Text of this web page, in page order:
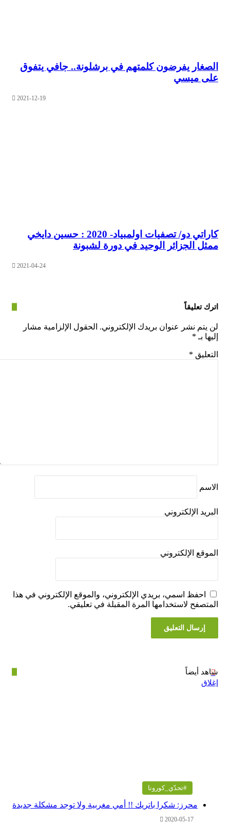
يفرضون كلمتهم في برشلونة.. جافي يتفوق
ميسي
2021-12-19
كاراتي دو/ تصفيات اولمبياد- 2020 : حسين دايخي
الجزائر الوحيد في دورة لشبونة
2021-04-24
نشر عنوان بريدك الإلكتروني. الحقول الإلزامية مشار
الإلكتروني
الإلكتروني
اسمي، بريدي الإلكتروني، والموقع الإلكتروني في هذا
لاستخدامها المرة المقبلة في تعليقي.
#تحدّي_كورونا
محرز: شكرا باتريك !! أمي مغربية ولا توجد مشكلة جديدة
2020-05-17